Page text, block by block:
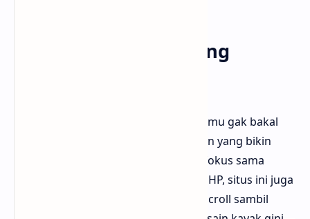
Tampilan Website yang
Saat pertama kali buka ngefilm.id, kamu gak bakal
dibombardir sama iklan atau tampilan yang bikin
pusing. Layout-nya bersih, rapi, dan fokus sama
konten. Buat yang sering buka lewat HP, situs ini juga
responsif banget, jadi nyaman buat scroll sambil